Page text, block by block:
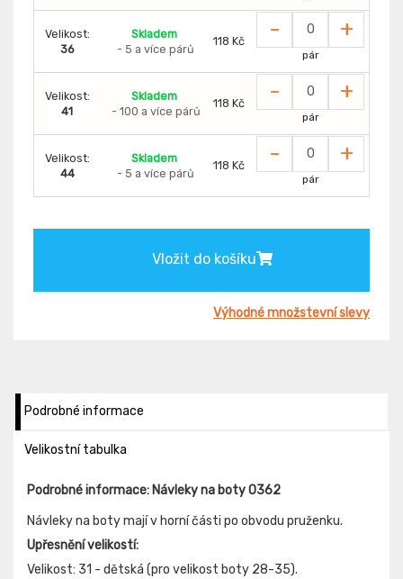
Velikost:
36
Skladem
- 5 a více párů
118 Kč - +
pár
Velikost:
41
Skladem
- 100 a více párů
118 Kč - +
pár
Velikost:
44
Skladem
- 5 a více párů
118 Kč - +
pár
Vložit do košíku
Výhodné množstevní slevy
Podrobné informace
Velikostní tabulka
Podrobné informace: Návleky na boty 0362
Návleky na boty mají v horní části po obvodu pruženku.
Upřesnění velikostí:
Velikost: 31 - dětská (pro velikost boty 28-35).